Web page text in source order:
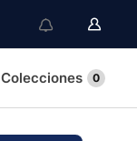
Colecciones 0